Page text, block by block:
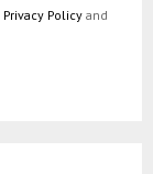
Privacy Policy and